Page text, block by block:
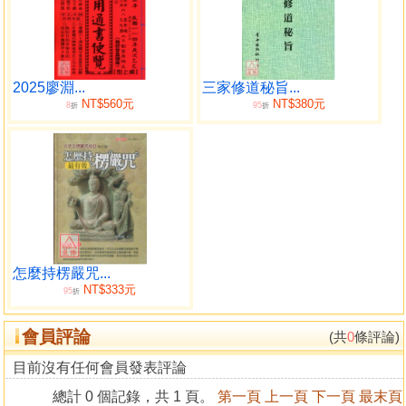
2025廖淵...
8折NT$560元
三家修道秘旨...
95折NT$380元
怎麼持楞嚴咒...
95折 NT$333元
會員評論 (共0條評論)
目前沒有任何會員發表評論
總計 0 個記錄，共 1 頁。 第一頁 上一頁 下一頁 最末頁